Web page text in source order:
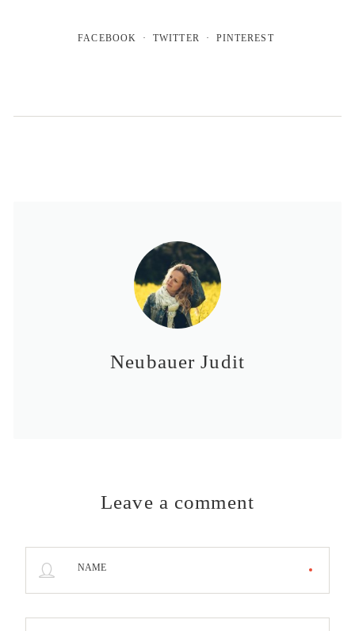
FACEBOOK TWITTER PINTEREST
Neubauer Judit
Leave a comment
NAME